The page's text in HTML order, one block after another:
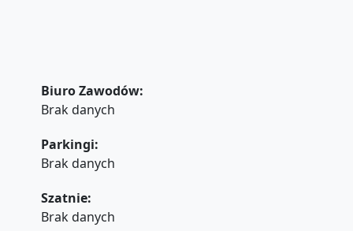
Biuro Zawodów:
Brak danych
Parkingi:
Brak danych
Szatnie:
Brak danych